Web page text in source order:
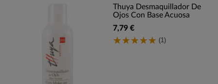
Thuya Desmaquillador De
Ojos Con Base Acuosa
7,79 €
(1)